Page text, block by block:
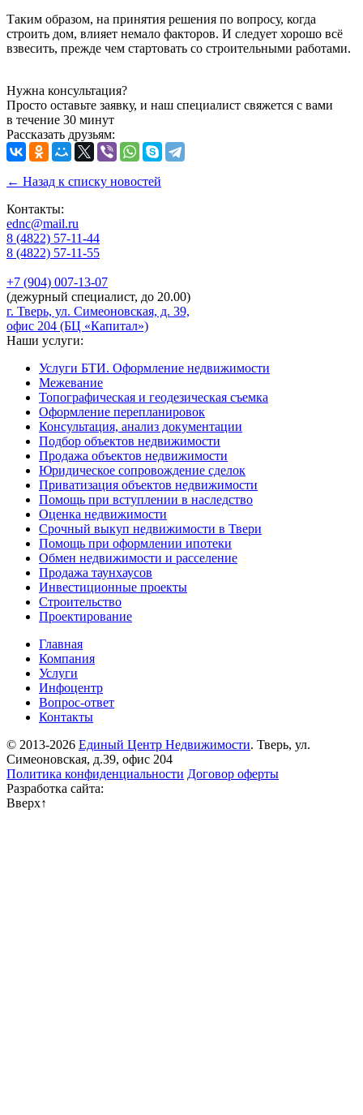
Таким образом, на принятия решения по вопросу, когда
строить дом, влияет немало факторов. И следует хорошо всё
взвесить, прежде чем стартовать со строительными работами.
Нужна консультация?
Просто оставьте заявку, и наш специалист свяжется с вами
в течение 30 минут
Рассказать друзьям:
← Назад к списку новостей
Контакты:
ednc@mail.ru
8 (4822) 57-11-44
8 (4822) 57-11-55
+7 (904) 007-13-07
(дежурный специалист, до 20.00)
г. Тверь, ул. Симеоновская, д. 39,
офис 204 (БЦ «Капитал»)
Наши услуги:
Услуги БТИ. Оформление недвижимости
Межевание
Топографическая и геодезическая съемка
Оформление перепланировок
Консультация, анализ документации
Подбор объектов недвижимости
Продажа объектов недвижимости
Юридическое сопровождение сделок
Приватизация объектов недвижимости
Помощь при вступлении в наследство
Оценка недвижимости
Срочный выкуп недвижимости в Твери
Помощь при оформлении ипотеки
Обмен недвижимости и расселение
Продажа таунхаусов
Инвестиционные проекты
Строительство
Проектирование
Главная
Компания
Услуги
Инфоцентр
Вопрос-ответ
Контакты
© 2013-2026 Единый Центр Недвижимости. Тверь, ул.
Симеоновская, д.39, офис 204
Политика конфиденциальности Договор оферты
Разработка сайта:
Вверх↑